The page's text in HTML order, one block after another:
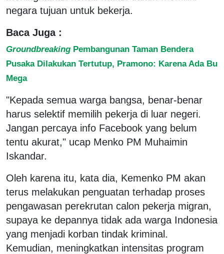
negara tujuan untuk bekerja.
Baca Juga :
Groundbreaking Pembangunan Taman Bendera
Pusaka Dilakukan Tertutup, Pramono: Karena Ada Bu
Mega
"Kepada semua warga bangsa, benar-benar
harus selektif memilih pekerja di luar negeri.
Jangan percaya info Facebook yang belum
tentu akurat," ucap Menko PM Muhaimin
Iskandar.
Oleh karena itu, kata dia, Kemenko PM akan
terus melakukan penguatan terhadap proses
pengawasan perekrutan calon pekerja migran,
supaya ke depannya tidak ada warga Indonesia
yang menjadi korban tindak kriminal.
Kemudian, meningkatkan intensitas program